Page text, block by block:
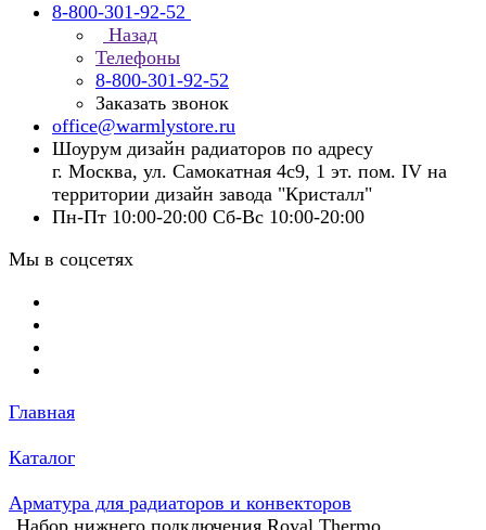
8-800-301-92-52
Назад
Телефоны
8-800-301-92-52
Заказать звонок
office@warmlystore.ru
Шоурум дизайн радиаторов по адресу
г. Москва, ул. Самокатная 4с9, 1 эт. пом. IV на
территории дизайн завода "Кристалл"
Пн-Пт 10:00-20:00 Сб-Вс 10:00-20:00
Мы в соцсетях
Главная
Каталог
Арматура для радиаторов и конвекторов
Набор нижнего подключения Royal Thermo